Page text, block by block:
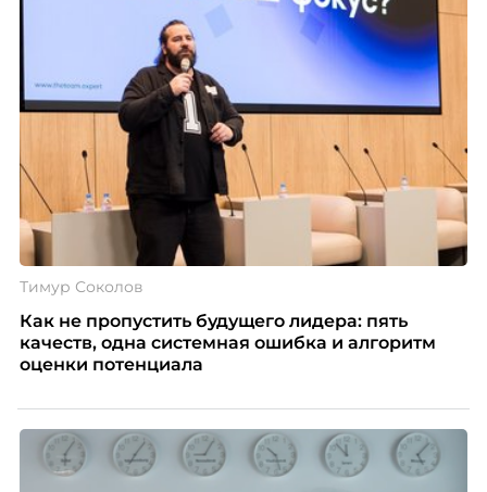
Тимур Соколов
Как не пропустить будущего лидера: пять
качеств, одна системная ошибка и алгоритм
оценки потенциала